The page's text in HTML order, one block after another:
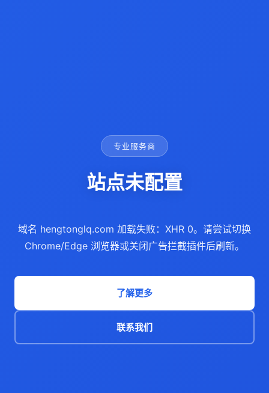
专业服务商
站点未配置
域名 hengtonglq.com 加载失败：XHR 0。请尝试切换
Chrome/Edge 浏览器或关闭广告拦截插件后刷新。
了解更多
联系我们